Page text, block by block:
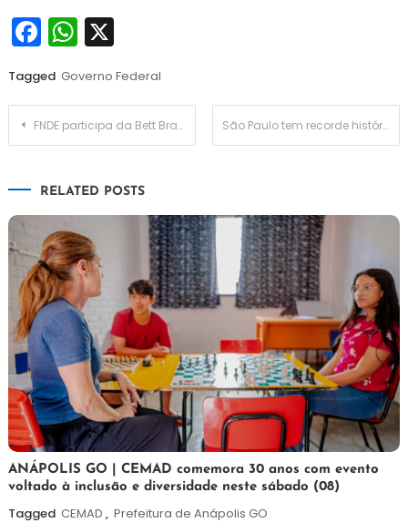
Facebook
WhatsApp
X
Tagged Governo Federal
Navegação
FNDE participa da Bett Brasil 2026 e debate inovação na educação pública São Paulo tem recorde histórico com abertura de 127 mil empresas no 1º trimestre
RELATED POSTS
7
de
agosto
Maurilio
ANÁPOLIS GO | CEMAD comemora 30 anos com evento
voltado à inclusão e diversidade neste sábado (08)
Tagged CEMAD , Prefeitura de Anápolis GO